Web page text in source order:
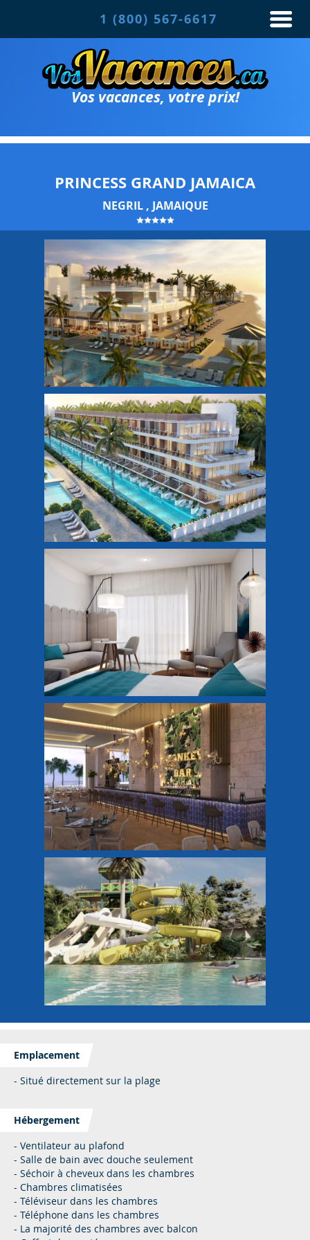
1 (800) 567-6617
Vos vacances, votre prix!
PRINCESS GRAND JAMAICA
NEGRIL , JAMAIQUE
Emplacement
- Situé directement sur la plage
Hébergement
- Ventilateur au plafond
- Salle de bain avec douche seulement
- Séchoir à cheveux dans les chambres
- Chambres climatisées
- Téléviseur dans les chambres
- Téléphone dans les chambres
- La majorité des chambres avec balcon